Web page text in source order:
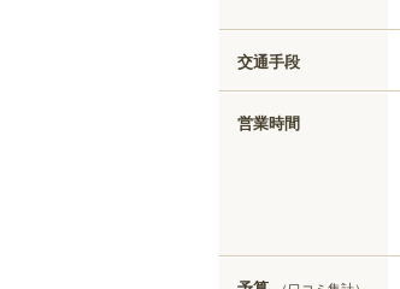
交通手段
営業時間